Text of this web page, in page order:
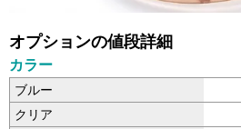
オプションの値段詳細
カラー
ブルー
クリア